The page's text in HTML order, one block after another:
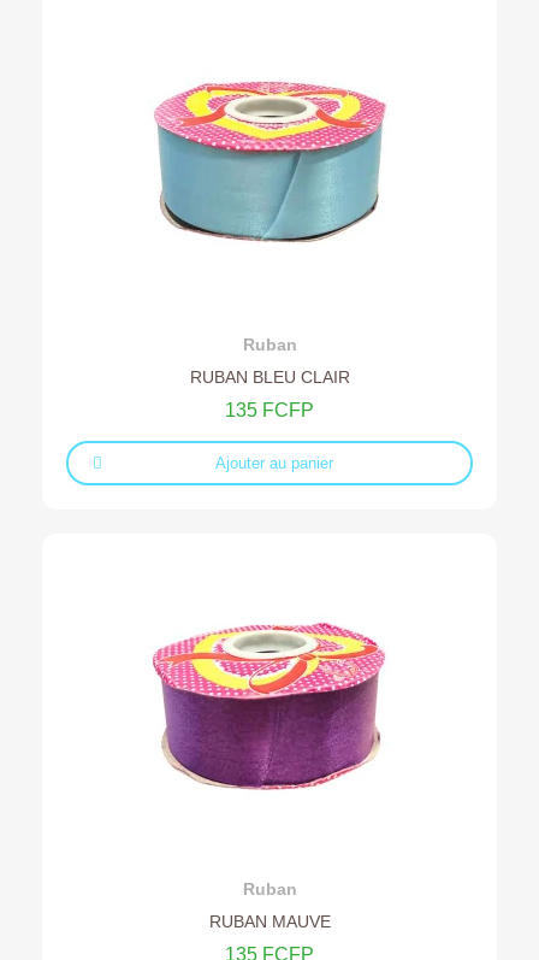
Ajouter au devis
Ruban
RUBAN BLEU CLAIR
135 FCFP
Ajouter au panier
Ajouter au devis
Ruban
RUBAN MAUVE
135 FCFP